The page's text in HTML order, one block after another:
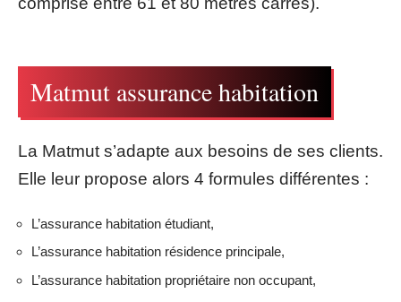
Matmut assurance habitation
La Matmut s’adapte aux besoins de ses clients.
Elle leur propose alors 4 formules différentes :
L’assurance habitation étudiant,
L’assurance habitation résidence principale,
L’assurance habitation propriétaire non occupant,